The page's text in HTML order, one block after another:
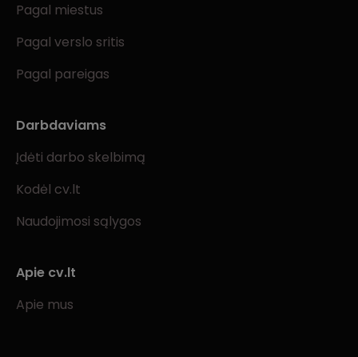
Pagal miestus
Pagal verslo sritis
Pagal pareigas
Darbdaviams
Įdėti darbo skelbimą
Kodėl cv.lt
Naudojimosi sąlygos
Apie cv.lt
Apie mus